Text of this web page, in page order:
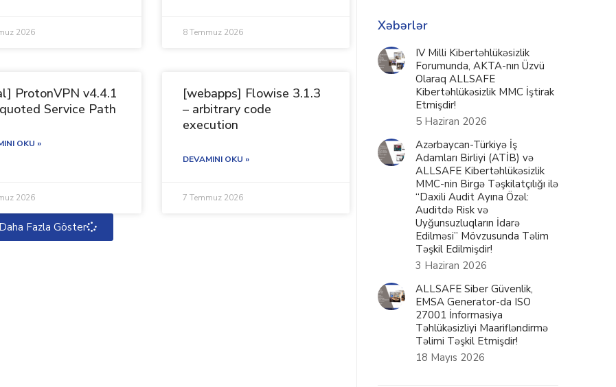
2026 8 Temmuz 2026
ProtonVPN v4.4.1
Service Path
OKU »
2026
[webapps] Flowise 3.1.3
– arbitrary code
execution
DEVAMINI OKU »
7 Temmuz 2026
Daha Fazla Göster
Xəbərlər
IV Milli Kibertəhlükəsizlik
Forumunda, AKTA-nın Üzvü
Olaraq ALLSAFE
Kibertəhlükəsizlik MMC İştirak
Etmişdir!
5 Haziran 2026
Azərbaycan-Türkiyə İş
Adamları Birliyi (ATİB) və
ALLSAFE Kibertəhlükəsizlik
MMC-nin Birgə Təşkilatçılığı ilə
“Daxili Audit Ayına Özəl:
Auditdə Risk və
Uyğunsuzluqların İdarə
Edilməsi” Mövzusunda Təlim
Təşkil Edilmişdir!
3 Haziran 2026
ALLSAFE Siber Güvenlik,
EMSA Generator-da ISO
27001 İnformasiya
Təhlükəsizliyi Maarifləndirmə
Təlimi Təşkil Etmişdir!
18 Mayıs 2026